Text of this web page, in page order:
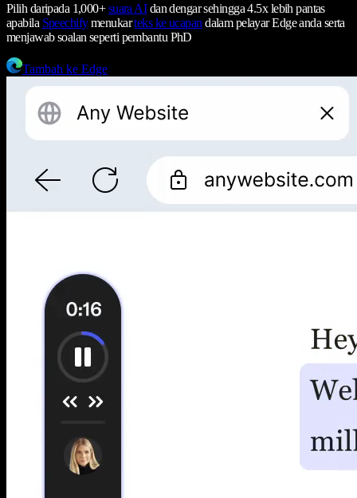
Pilih daripada 1,000+suara AIdan dengar sehingga 4.5x lebih pantas
apabila Speechifymenukarteks ke ucapan dalam pelayar Edge anda serta
menjawab soalan seperti pembantu PhD
Tambah ke Edge